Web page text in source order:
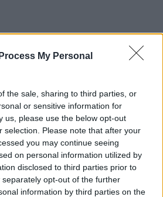
My Personal
the sale, sharing to third parties, or
or sensitive information for
us, please use the below opt-out
selection. Please note that after your
you may continue seeing
on personal information utilized by
disclosed to third parties prior to
opt-out of the further
information by third parties on the